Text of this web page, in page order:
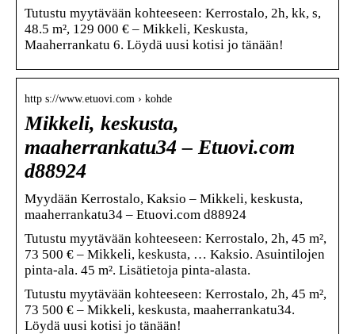
Tutustu myytävään kohteeseen: Kerrostalo, 2h, kk, s,
48.5 m², 129 000 € – Mikkeli, Keskusta,
Maaherrankatu 6. Löydä uusi kotisi jo tänään!
http s://www.etuovi.com › kohde
Mikkeli, keskusta,
maaherrankatu34 – Etuovi.com
d88924
Myydään Kerrostalo, Kaksio – Mikkeli, keskusta,
maaherrankatu34 – Etuovi.com d88924
Tutustu myytävään kohteeseen: Kerrostalo, 2h, 45 m²,
73 500 € – Mikkeli, keskusta, … Kaksio. Asuintilojen
pinta-ala. 45 m². Lisätietoja pinta-alasta.
Tutustu myytävään kohteeseen: Kerrostalo, 2h, 45 m²,
73 500 € – Mikkeli, keskusta, maaherrankatu34.
Löydä uusi kotisi jo tänään!